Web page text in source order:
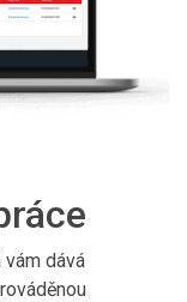
dává